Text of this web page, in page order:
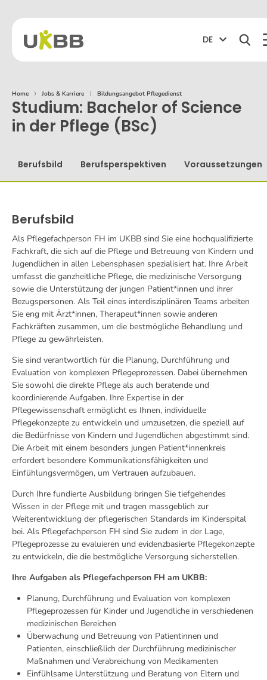
DE
Home ⟩ Jobs & Karriere ⟩ Bildungsangebot Pflegedienst
Studium: Bachelor of Science
in der Pflege (BSc)
Berufsbild
Als Pflegefachperson FH im UKBB sind Sie eine hochqualifizierte
Fachkraft, die sich auf die Pflege und Betreuung von Kindern und
Jugendlichen in allen Lebensphasen spezialisiert hat. Ihre Arbeit
umfasst die ganzheitliche Pflege, die medizinische Versorgung
sowie die Unterstützung der jungen Patient*innen und ihrer
Bezugspersonen. Als Teil eines interdisziplinären Teams arbeiten
Sie eng mit Ärzt*innen, Therapeut*innen sowie anderen
Fachkräften zusammen, um die bestmögliche Behandlung und
Pflege zu gewährleisten.
Sie sind verantwortlich für die Planung, Durchführung und
Evaluation von komplexen Pflegeprozessen. Dabei übernehmen
Sie sowohl die direkte Pflege als auch beratende und
koordinierende Aufgaben. Ihre Expertise in der
Pflegewissenschaft ermöglicht es Ihnen, individuelle
Pflegekonzepte zu entwickeln und umzusetzen, die speziell auf
die Bedürfnisse von Kindern und Jugendlichen abgestimmt sind.
Die Arbeit mit einem besonders jungen Patient*innenkreis
erfordert besondere Kommunikationsfähigkeiten und
Einfühlungsvermögen, um Vertrauen aufzubauen.
Durch Ihre fundierte Ausbildung bringen Sie tiefgehendes
Wissen in der Pflege mit und tragen massgeblich zur
Weiterentwicklung der pflegerischen Standards im Kinderspital
bei. Als Pflegefachperson FH sind Sie zudem in der Lage,
Pflegeprozesse zu evaluieren und evidenzbasierte Pflegekonzepte
zu entwickeln, die die bestmögliche Versorgung sicherstellen.
Ihre Aufgaben als Pflegefachperson FH am UKBB:
Planung, Durchführung und Evaluation von komplexen
Pflegeprozessen für Kinder und Jugendliche in verschiedenen
medizinischen Bereichen
Überwachung und Betreuung von Patientinnen und
Patienten, einschließlich der Durchführung medizinischer
Maßnahmen und Verabreichung von Medikamenten
Einfühlsame Unterstützung und Beratung von Eltern und
Berufsbild Berufsperspektiven Voraussetzungen